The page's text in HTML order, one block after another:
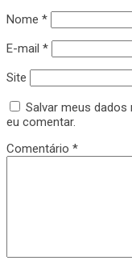
Nome *
E-mail *
Site
Salvar meus dados
eu comentar.
Comentário *